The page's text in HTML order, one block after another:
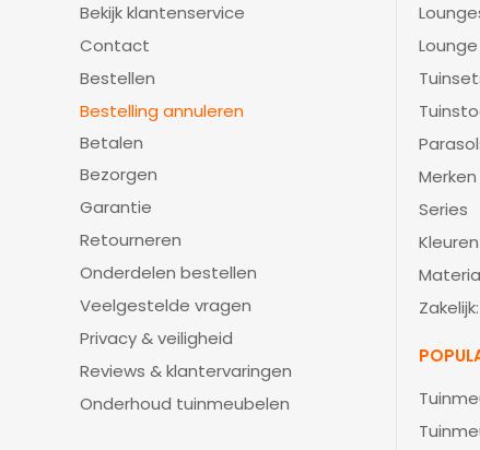
Bekijk klantenservice
Contact
Bestellen
Bestelling annuleren
Betalen
Bezorgen
Garantie
Retourneren
Onderdelen bestellen
Veelgestelde vragen
Privacy & veiligheid
Reviews & klantervaringen
Onderhoud tuinmeubelen
Merken
Series
Kleuren